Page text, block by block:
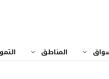
المناطق